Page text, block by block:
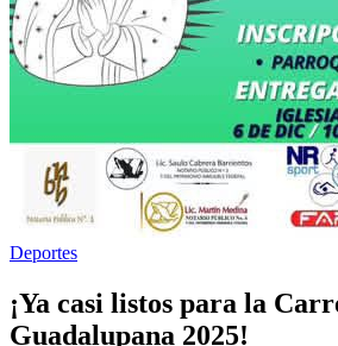
Deportes
¡Ya casi listos para la
Guadalupana 2025!